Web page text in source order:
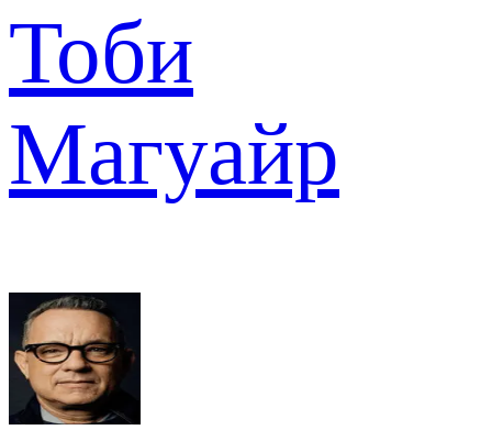
Тоби
Магуайр